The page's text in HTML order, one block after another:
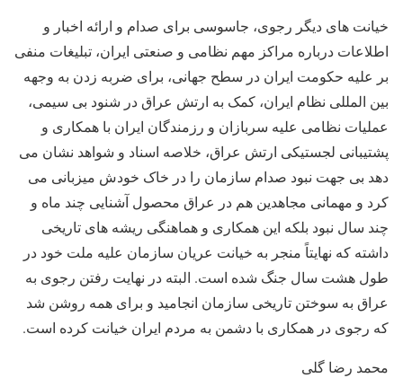
خیانت های دیگر رجوی، جاسوسی برای صدام و ارائه اخبار و
اطلاعات درباره مراکز مهم نظامی و صنعتی ایران، تبلیغات منفی
بر علیه حکومت ایران در سطح جهانی، برای ضربه زدن به وجهه
بین المللی نظام ایران، کمک به ارتش عراق در شنود بی سیمی،
عملیات نظامی علیه سربازان و رزمندگان ایران با همکاری و
پشتیبانی لجستیکی ارتش عراق، خلاصه اسناد و شواهد نشان می
دهد بی جهت نبود صدام سازمان را در خاک خودش میزبانی می
کرد و مهمانی مجاهدین هم در عراق محصول آشنایی چند ماه و
چند سال نبود بلکه این همکاری و هماهنگی ریشه های تاریخی
داشته که نهایتاً منجر به خیانت عریان سازمان علیه ملت خود در
طول هشت سال جنگ شده است. البته در نهایت رفتن رجوی به
عراق به سوختن تاریخی سازمان انجامید و برای همه روشن شد
که رجوی در همکاری با دشمن به مردم ایران خیانت کرده است.
محمد رضا گلی